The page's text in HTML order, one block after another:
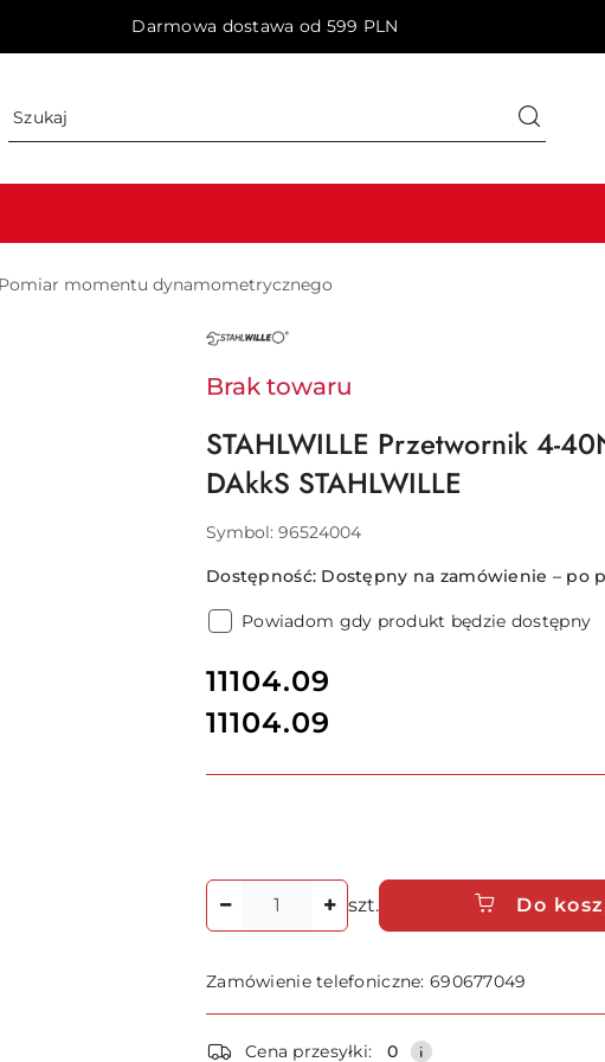
Darmowa dostawa od 599 PLN
Pomiar momentu dynamometrycznego
NAZWA
PRODUCENTA:
Brak towaru
STAHLWILLE Przetwornik 4-
DAkkS STAHLWILLE
Symbol: 96524004
Dostępność: Dostępny na zamówienie – po
Powiadom gdy produkt będzie dostępny
cena:
11104.09
Cena:
11104.09
Ilość
szt. Do
Zamówienie telefoniczne: 690677049
Dostępność
Cena przesyłki: 0